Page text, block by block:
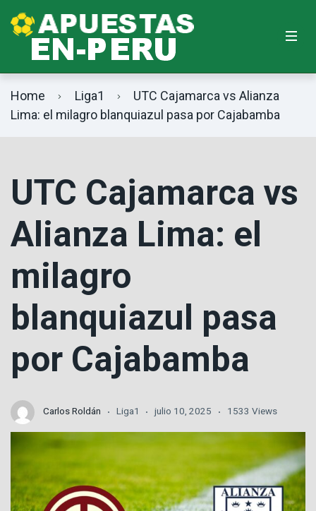
Home Liga1
UTC Cajamarca vs Alianza
Lima: el milagro blanquiazul pasa por Cajabamba
UTC Cajamarca vs
Alianza Lima: el
milagro
blanquiazul pasa
por Cajabamba
Carlos Roldán Liga1 julio 10, 2025 1533 Views